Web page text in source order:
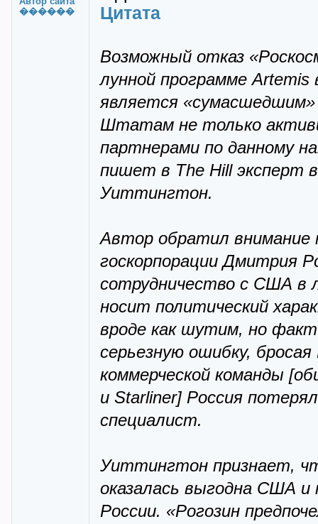
������
Цитата
Возможный отказ
лунной программе
является
Штатам не только
партнерами по данному
пишет в The Hill эксперт
Уиттингтон.
Автор обратил внимание
госкорпорации Дмитрия
сотрудничество с США в
носит политический
вроде как шутим, но
серьезную ошибку,
коммерческой команды
и Starliner] Россия
специалист.
Уиттингтон признает,
оказалась выгодна США
России. «Рогозин